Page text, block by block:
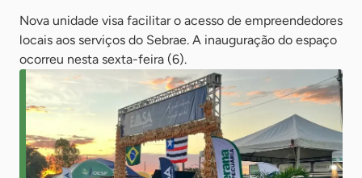
Nova unidade visa facilitar o acesso de empreendedores
locais aos serviços do Sebrae. A inauguração do espaço
ocorreu nesta sexta-feira (6).